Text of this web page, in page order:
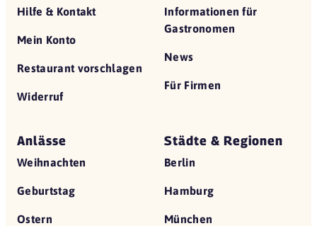
Hilfe & Kontakt
Mein Konto
Restaurant vorschlagen
Widerruf
Informationen für
Gastronomen
News
Für Firmen
Anlässe
Weihnachten
Geburtstag
Ostern
Städte & Regionen
Berlin
Hamburg
München